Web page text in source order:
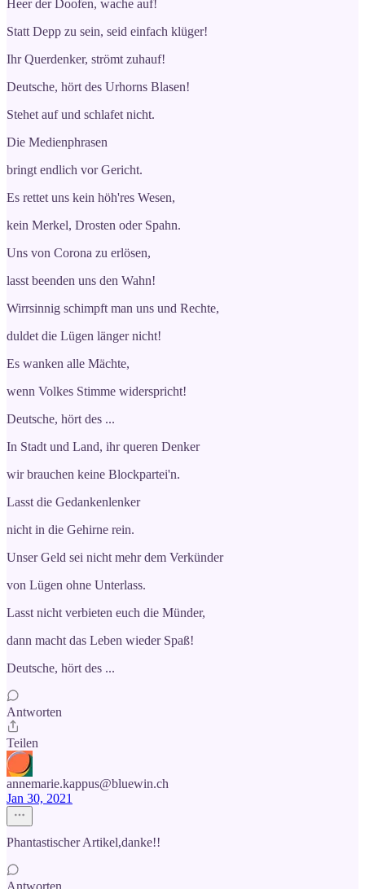
Heer der Doofen, wache auf!
Statt Depp zu sein, seid einfach klüger!
Ihr Querdenker, strömt zuhauf!
Deutsche, hört des Urhorns Blasen!
Stehet auf und schlafet nicht.
Die Medienphrasen
bringt endlich vor Gericht.
Es rettet uns kein höh'res Wesen,
kein Merkel, Drosten oder Spahn.
Uns von Corona zu erlösen,
lasst beenden uns den Wahn!
Wirrsinnig schimpft man uns und Rechte,
duldet die Lügen länger nicht!
Es wanken alle Mächte,
wenn Volkes Stimme widerspricht!
Deutsche, hört des ...
In Stadt und Land, ihr queren Denker
wir brauchen keine Blockpartei'n.
Lasst die Gedankenlenker
nicht in die Gehirne rein.
Unser Geld sei nicht mehr dem Verkünder
von Lügen ohne Unterlass.
Lasst nicht verbieten euch die Münder,
dann macht das Leben wieder Spaß!
Deutsche, hört des ...
Antworten
Teilen
annemarie.kappus@bluewin.ch
Jan 30, 2021
Phantastischer Artikel,danke!!
Antworten